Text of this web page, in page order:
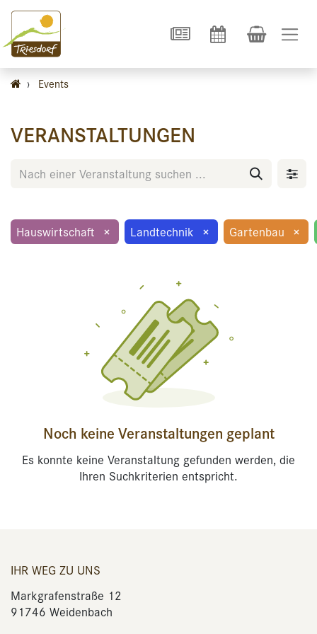
› Events
VERANSTALTUNGEN
Hauswirtschaft × Landtechnik × Gartenbau ×
Noch keine Veranstaltungen geplant
Es konnte keine Veranstaltung gefunden werden, die
Ihren Suchkriterien entspricht.
IHR WEG ZU UNS
Markgrafenstraße 12
91746 Weidenbach